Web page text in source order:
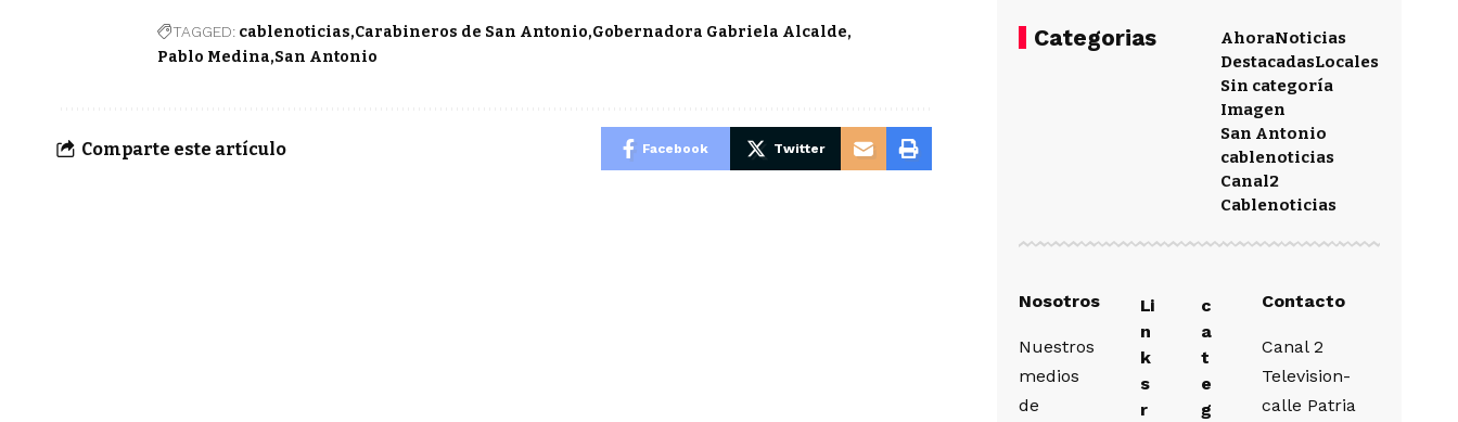
TAGGED: cablenoticias Carabineros de San Antonio Gobernadora Gabriela Alcalde
Pablo Medina San Antonio
Comparte este artículo Facebook Twitter
Categorias AhoraNoticias
DestacadasLocales
Sin categoría
Imagen
San Antonio
cablenoticias
Canal2
Cablenoticias
Nosotros
Nuestros
medios
de
Li
n
k
s
r
c
a
t
e
g
Contacto
Canal 2
Television-
calle Patria